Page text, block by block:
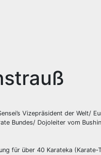
Vizepräsident der Welt/
Bundes/ Dojoleiter vom
für über 40 Karateka (Karate-